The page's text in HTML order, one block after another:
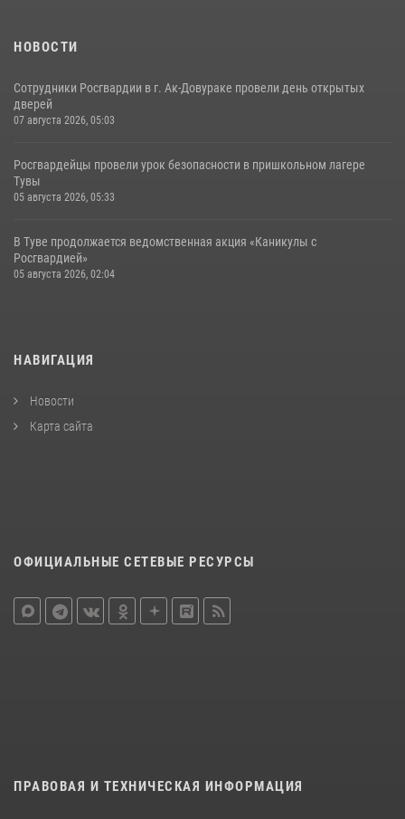
НОВОСТИ
Сотрудники Росгвардии в г. Ак-Довураке провели день открытых
дверей
07 августа 2026, 05:03
Росгвардейцы провели урок безопасности в пришкольном лагере
Тувы
05 августа 2026, 05:33
В Туве продолжается ведомственная акция «Каникулы с
Росгвардией»
05 августа 2026, 02:04
НАВИГАЦИЯ
Новости
Карта сайта
ОФИЦИАЛЬНЫЕ СЕТЕВЫЕ РЕСУРСЫ
ПРАВОВАЯ И ТЕХНИЧЕСКАЯ ИНФОРМАЦИЯ